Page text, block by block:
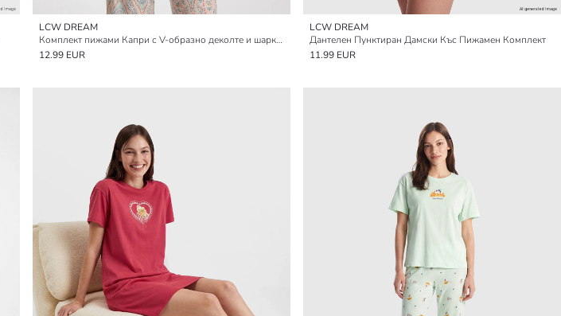
LCW DREAM
Комплект пижами Капри с V-образно деколте и шарки за жени
12.99 EUR
LCW DREAM
Дантелен Пунктиран Дамски Къс Пижамен Комплект
11.99 EUR